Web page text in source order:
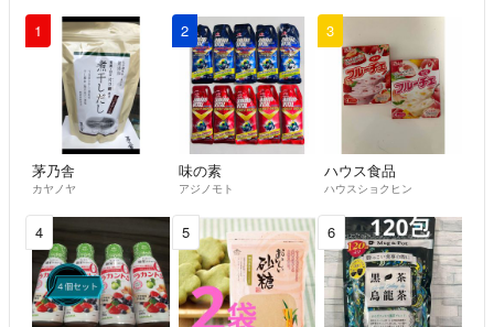
1
茅乃舎
カヤノヤ
2
味の素
アジノモト
3
ハウス食品
ハウスショクヒン
4 5 6